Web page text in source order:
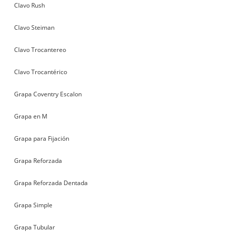
Clavo Rush
Clavo Steiman
Clavo Trocantereo
Clavo Trocantérico
Grapa Coventry Escalon
Grapa en M
Grapa para Fijación
Grapa Reforzada
Grapa Reforzada Dentada
Grapa Simple
Grapa Tubular